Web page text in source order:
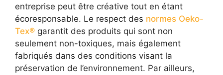
entreprise peut être créative tout en étant
écoresponsable. Le respect des normes Oeko-
Tex® garantit des produits qui sont non
seulement non-toxiques, mais également
fabriqués dans des conditions visant la
préservation de l’environnement. Par ailleurs,